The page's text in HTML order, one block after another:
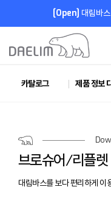
[Open] 대림바
카탈로그 제품 정보
브로슈어/리플렛
대림바스를 보다 편리하게 이